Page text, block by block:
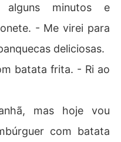
minutos e
- Me virei para
deliciosas.
batata frita. - Ri ao
mas hoje vou
com batata